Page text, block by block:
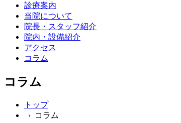
診療案内
当院について
院長・スタッフ紹介
院内・設備紹介
アクセス
コラム
コラム
トップ
› コラム